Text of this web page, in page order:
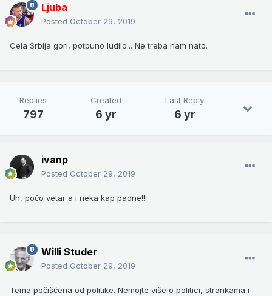
Ljuba
Posted October 29, 2019
Cela Srbija gori, potpuno ludilo... Ne treba nam nato.
Replies
797
Created
6 yr
Last Reply
6 yr
ivanp
Posted October 29, 2019
Uh, počo vetar a i neka kap padne!!!
Willi Studer
Posted October 29, 2019
Tema počišćena od politike. Nemojte više o politici, strankama i